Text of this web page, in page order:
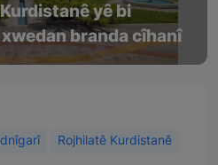
yê bi
branda cîhanî
Rojhilatê Kurdistanê